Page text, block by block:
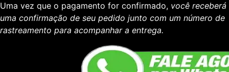
Uma vez que o pagamento for confirmado, você receberá
uma confirmação de seu pedido junto com um número de
rastreamento para acompanhar a entrega.